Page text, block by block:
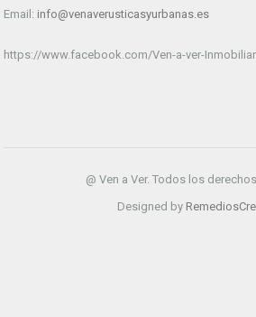
Email: info@venaverusticasyurbanas.es
https://www.facebook.com/Ven-a-ver-
@ Ven a Ver. Todos los
Designed by